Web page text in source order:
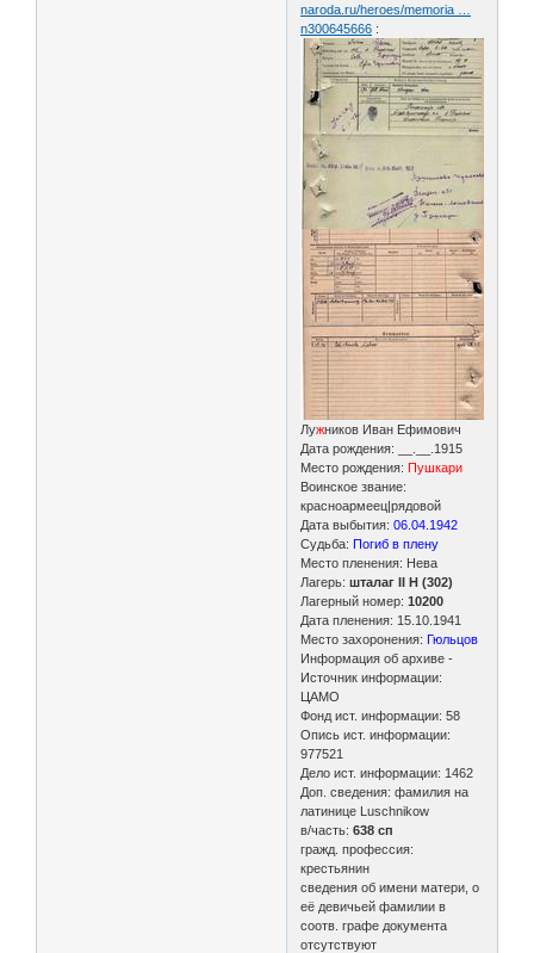
naroda.ru/heroes/memoria …
n300645666 :
Лужников Иван Ефимович
Дата рождения: __.__.1915
Место рождения:Пушкари
Воинское звание:
красноармеец|рядовой
Дата выбытия:06.04.1942
Судьба:Погиб в плену
Место пленения: Нева
Лагерь:шталаг II H (302)
Лагерный номер:10200
Дата пленения: 15.10.1941
Место захоронения: Гюльцов
Информация об архиве -
Источник информации:
ЦАМО
Фонд ист. информации: 58
Опись ист. информации:
977521
Дело ист. информации: 1462
Доп. сведения: фамилия на
латинице Luschnikow
в/часть:638 сп
гражд. профессия:
крестьянин
сведения об имени матери, о
её девичьей фамилии в
соотв. графе документа
отсутствуют